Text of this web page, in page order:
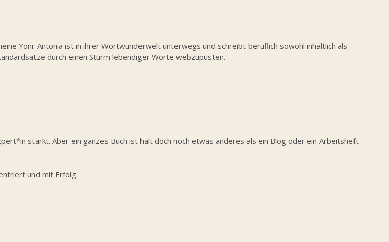
Yoni. Antonia ist in ihrer Wortwunderwelt unterwegs und schreibt beruflich sowohl inhaltlich als
durch einen Sturm lebendiger Worte webzupusten.
stärkt. Aber ein ganzes Buch ist halt doch noch etwas anderes als ein Blog oder ein Arbeitsheft
und mit Erfolg.